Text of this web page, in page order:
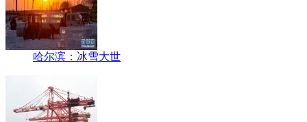
哈尔滨：冰雪大世